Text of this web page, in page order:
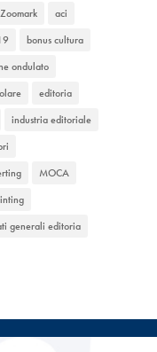
aci
bonus cultura
ondulato
editoria
industria editoriale
MOCA
generali editoria